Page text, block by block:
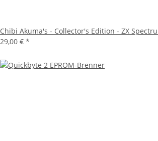
Chibi Akuma's - Collector's Edition - ZX
29,00 € *